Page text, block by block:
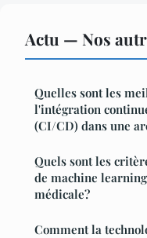
Actu — Nos
Quelles sont les
l'intégration
(CI/CD) dans une
Quels sont les
de machine
médicale?
Comment la